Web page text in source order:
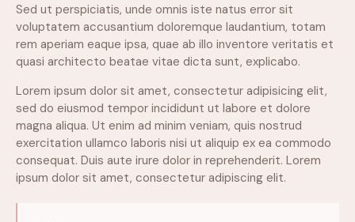
Sed ut perspiciatis, unde omnis iste natus error sit
voluptatem accusantium doloremque laudantium, totam
rem aperiam eaque ipsa, quae ab illo inventore veritatis et
quasi architecto beatae vitae dicta sunt, explicabo.
Lorem ipsum dolor sit amet, consectetur adipisicing elit,
sed do eiusmod tempor incididunt ut labore et dolore
magna aliqua. Ut enim ad minim veniam, quis nostrud
exercitation ullamco laboris nisi ut aliquip ex ea commodo
consequat. Duis aute irure dolor in reprehenderit. Lorem
ipsum dolor sit amet, consectetur adipiscing elit.